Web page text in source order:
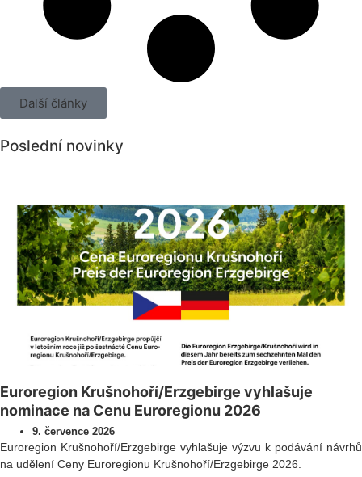
Další články
Poslední novinky
Euroregion Krušnohoří/Erzgebirge vyhlašuje
nominace na Cenu Euroregionu 2026
9. července 2026
Euroregion Krušnohoří/Erzgebirge vyhlašuje výzvu k podávání návrhů
na udělení Ceny Euroregionu Krušnohoří/Erzgebirge 2026.